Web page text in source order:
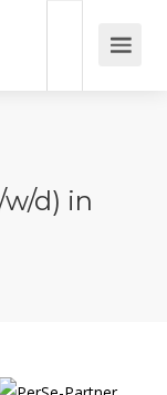
d) in